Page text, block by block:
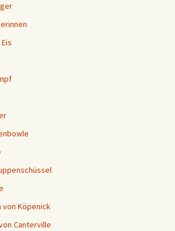
von Köpenick
Canterville